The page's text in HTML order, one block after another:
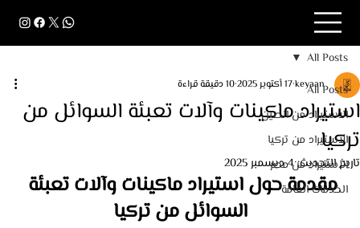
All Posts
الاستيراد من الصين
الاستيراد من تركيا
الاستيراد من مصر
الخدمات العامة
All Posts
استيراد ماكينات وآلات تعبئة السوائل من
تركيا
keyaan17 أكتوبر 2025 10 دقيقة قراءة
تاريخ التحديث:4 ديسمبر 2025
مقدمة حول استيراد ماكينات وآلات تعبئة
السوائل من تركيا